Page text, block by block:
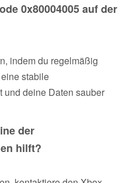
0x80004005 auf der
indem du regelmäßig
stabile
und deine Daten sauber
der
hilft?